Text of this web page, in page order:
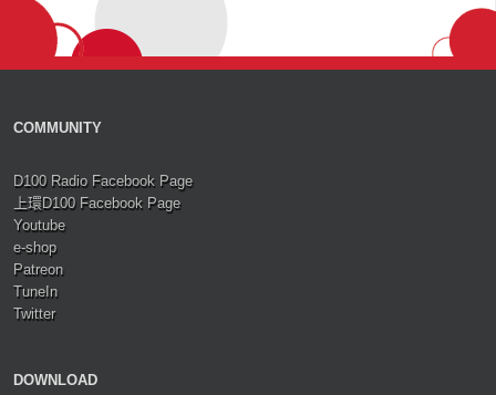
COMMUNITY
D100 Radio Facebook Page
上環D100 Facebook Page
Youtube
e-shop
Patreon
TuneIn
Twitter
DOWNLOAD